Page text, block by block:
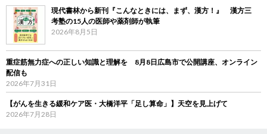
現代書林から新刊『こんなときには、まず、漢方！』 漢方三
考塾の15人の医師や薬剤師が執筆
2026年8月5日
重症筋無力症への正しい知識と理解を 8月8日広島市で公開講座、オンライン
配信も
2026年7月31日
【がんを生きる緩和ケア医・大橋洋平「足し算命」】天空を見上げて
2026年7月28日